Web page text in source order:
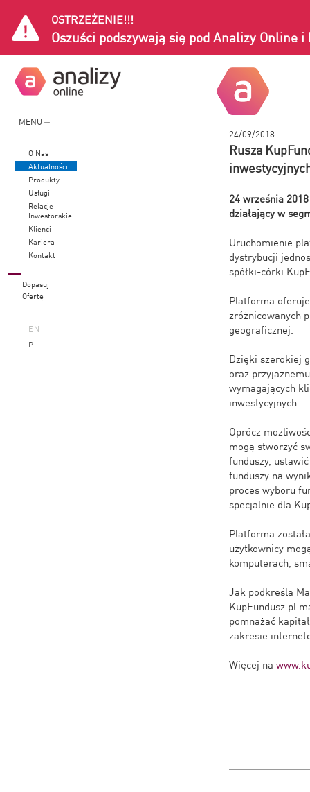
OSTRZEŻENIE!!!
Oszuści podszywają się pod Analizy Online i
MENU
O Nas
Aktualności
Produkty
Usługi
Relacje
Inwestorskie
Klienci
Kariera
Kontakt
Dopasuj
Ofertę
EN
PL
24/09/2018
Rusza
24 września
działający w
Uruchomienie
dystrybucji
spółki-córki
Platforma
zróżnicowanych
geograficznej.
Dzięki szerokiej
oraz
wymagających
inwestycyjnych.
Oprócz
mogą stworzyć
funduszy,
funduszy na
proces wyboru
specjalnie dla
Platforma
użytkownicy
komputerach,
Jak podkreśla
KupFundusz.pl
pomnażać
zakresie
Więcej na